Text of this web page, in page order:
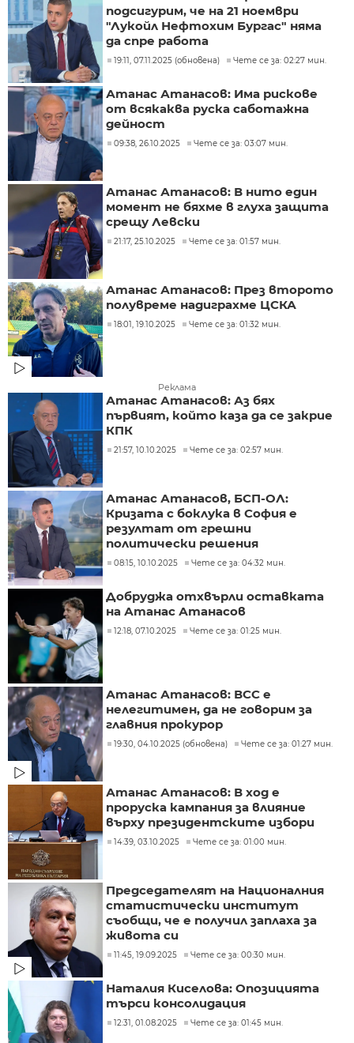
подсигурим, че на 21 ноември
"Лукойл Нефтохим Бургас" няма
да спре работа
19:11, 07.11.2025 (обновена) Чете се за: 02:27 мин.
Атанас Атанасов: Има рискове
от всякаква руска саботажна
дейност
09:38, 26.10.2025 Чете се за: 03:07 мин.
Атанас Атанасов: В нито един
момент не бяхме в глуха защита
срещу Левски
21:17, 25.10.2025 Чете се за: 01:57 мин.
Атанас Атанасов: През второто
полувреме надиграхме ЦСКА
18:01, 19.10.2025 Чете се за: 01:32 мин.
Реклама
Атанас Атанасов: Аз бях
първият, който каза да се закрие
КПК
21:57, 10.10.2025 Чете се за: 02:57 мин.
Атанас Атанасов, БСП-ОЛ:
Кризата с боклука в София е
резултат от грешни
политически решения
08:15, 10.10.2025 Чете се за: 04:32 мин.
Добруджа отхвърли оставката
на Атанас Атанасов
12:18, 07.10.2025 Чете се за: 01:25 мин.
Атанас Атанасов: ВСС е
нелегитимен, да не говорим за
главния прокурор
19:30, 04.10.2025 (обновена) Чете се за: 01:27 мин.
Атанас Атанасов: В ход е
проруска кампания за влияние
върху президентските избори
14:39, 03.10.2025 Чете се за: 01:00 мин.
Председателят на Националния
статистически институт
съобщи, че е получил заплаха за
живота си
11:45, 19.09.2025 Чете се за: 00:30 мин.
Наталия Киселова: Опозицията
търси консолидация
12:31, 01.08.2025 Чете се за: 01:45 мин.